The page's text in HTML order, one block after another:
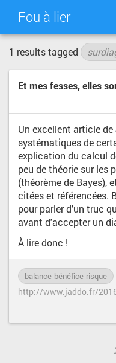
Fou à lier
NUAGE DE TAGS
QUOTIDIEN
1 results tagged
Et mes fesses, elles
Un excellent article
systématiques de
explication du calcul
peu de théorie sur les
(théorème de Bayes),
citées et référencées.
pour parler d'un truc
avant d'accepter un
À lire donc !
balance-bénéfice-risque